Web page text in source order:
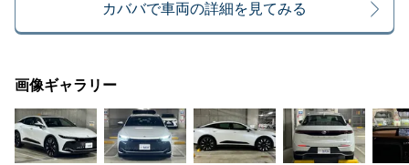
カババで車両の詳細を見てみる
画像ギャラリー